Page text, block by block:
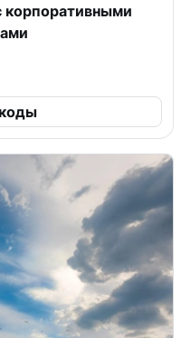
корпоративными